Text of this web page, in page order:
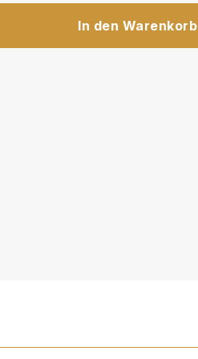
In den Warenkorb